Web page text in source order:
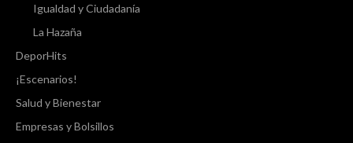
Igualdad y Ciudadanía
La Hazaña
DeporHits
¡Escenarios!
Salud y Bienestar
Empresas y Bolsillos